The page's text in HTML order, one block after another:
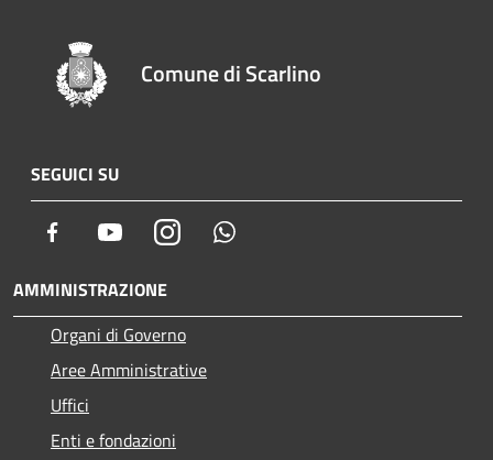
Comune di Scarlino
SEGUICI SU
Facebook YoutubeInstagram
AMMINISTRAZIONE
Organi di Governo
Aree Amministrative
Uffici
Enti e fondazioni